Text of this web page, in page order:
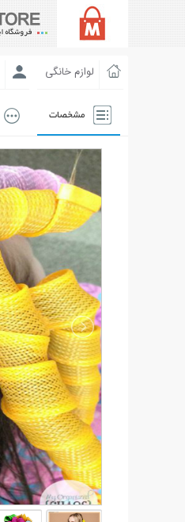
لوازم خانگی
مشخصات